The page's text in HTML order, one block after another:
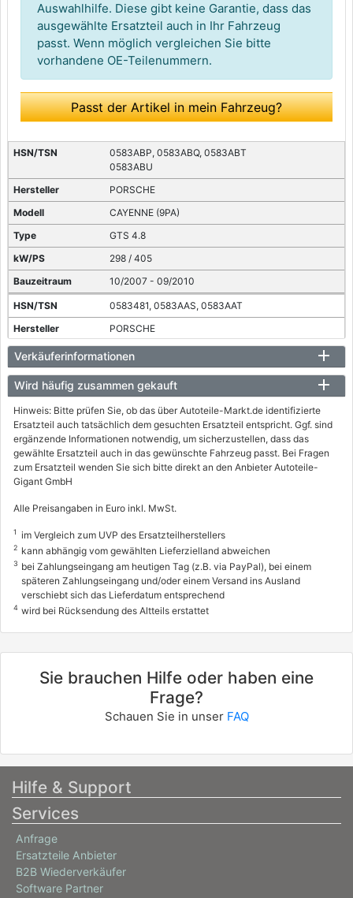
Auswahlhilfe. Diese gibt keine Garantie, dass das
ausgewählte Ersatzteil auch in Ihr Fahrzeug
passt. Wenn möglich vergleichen Sie bitte
vorhandene OE-Teilenummern.
Passt der Artikel in mein Fahrzeug?
0583ABP, 0583ABQ, 0583ABT
0583ABU
PORSCHE
CAYENNE (9PA)
GTS 4.8
298 / 405
10/2007 - 09/2010
0583481, 0583AAS, 0583AAT
PORSCHE
CAYENNE (9PA)
S 4.5
250 / 340
09/2002 - 09/2007
0583ABI, 0583ABL
PORSCHE
S 4.8
283 / 385
02/2007 - 09/2010
0583482, 0583AAU, 0583AAV
PORSCHE
Turbo 4.5
331 / 450
09/2002 - 09/2007
0583492, 0583AAY, 0583AAZ
CAYENNE (9PA)
Turbo S 4.5
0583AAQ, 0583AAR
Verkäuferinformationen
Wird häufig zusammen gekauft
Hinweis: Bitte prüfen Sie, ob das über Autoteile-Markt.de identifizierte
Ersatzteil auch tatsächlich dem gesuchten Ersatzteil entspricht. Ggf. sind
ergänzende Informationen notwendig, um sicherzustellen, dass das
gewählte Ersatzteil auch in das gewünschte Fahrzeug passt. Bei Fragen
zum Ersatzteil wenden Sie sich bitte direkt an den Anbieter Autoteile-
Gigant GmbH
Alle Preisangaben in Euro inkl. MwSt.
1 im Vergleich zum UVP des Ersatzteilherstellers
2 kann abhängig vom gewählten Lieferzielland abweichen
3 bei Zahlungseingang am heutigen Tag (z.B. via PayPal), bei einem
späteren Zahlungseingang und/oder einem Versand ins Ausland
verschiebt sich das Lieferdatum entsprechend
4 wird bei Rücksendung des Altteils erstattet
Sie brauchen Hilfe oder haben eine
Frage?
Schauen Sie in unser FAQ
Hilfe & Support
Services
Anfrage
Ersatzteile Anbieter
B2B Wiederverkäufer
Software Partner